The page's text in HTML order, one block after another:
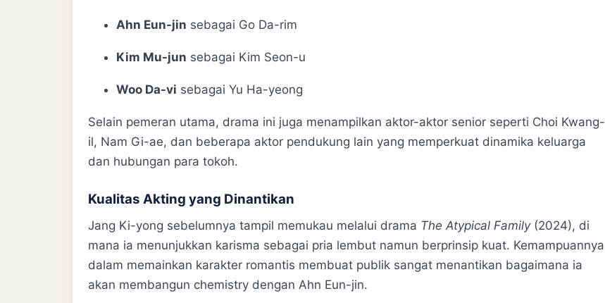
Ahn Eun-jin sebagai Go Da-rim
Kim Mu-jun sebagai Kim Seon-u
Woo Da-vi sebagai Yu Ha-yeong
Selain pemeran utama, drama ini juga menampilkan aktor-aktor senior seperti Choi Kwang-
il, Nam Gi-ae, dan beberapa aktor pendukung lain yang memperkuat dinamika keluarga
dan hubungan para tokoh.
Kualitas Akting yang Dinantikan
Jang Ki-yong sebelumnya tampil memukau melalui drama The Atypical Family(2024), di
mana ia menunjukkan karisma sebagai pria lembut namun berprinsip kuat. Kemampuannya
dalam memainkan karakter romantis membuat publik sangat menantikan bagaimana ia
akan membangun chemistry dengan Ahn Eun-jin.